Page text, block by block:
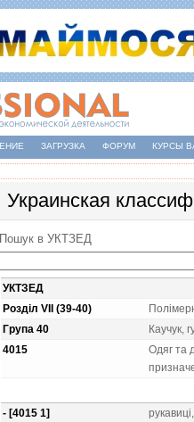
ЗАГРУЗКА ФОРУМ
КУРСЫ
Украинская
Пошук в УКТЗЕД
УКТЗЕД
Розділ VII (39-40)
Група 40
Каучук,
4015
Одяг та
- [4015 1]